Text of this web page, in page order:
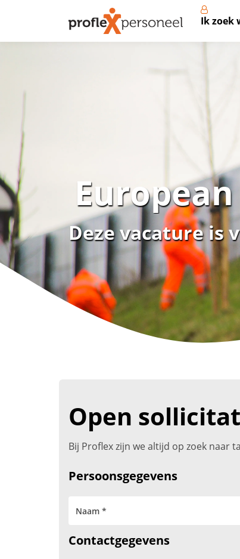
Ik zoek
Deze vacature is
Open
Bij Proflex zijn we altijd op zoek naar
Persoonsgegevens
Contactgegevens